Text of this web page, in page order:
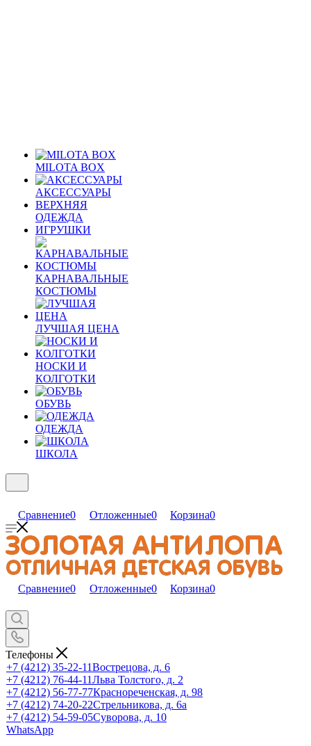
MILOTA BOX
АКСЕССУАРЫ
ВЕРХНЯЯ
ОДЕЖДА
ИГРУШКИ
КАРНАВАЛЬНЫЕ
КОСТЮМЫ
ЛУЧШАЯ ЦЕНА
НОСКИ И
КОЛГОТКИ
ОБУВЬ
ОДЕЖДА
ШКОЛА
Сравнение0 Отложенные0 Корзина0
Сравнение0 Отложенные0 Корзина0
Телефоны
+7 (4212) 35-22-11Вострецова, д. 6
+7 (4212) 76-44-11Льва Толстого, д. 2
+7 (4212) 56-77-77Краснореченская, д. 98
+7 (4212) 74-20-22Стрельникова, д. 6а
+7 (4212) 54-59-05Суворова, д. 10
WhatsApp